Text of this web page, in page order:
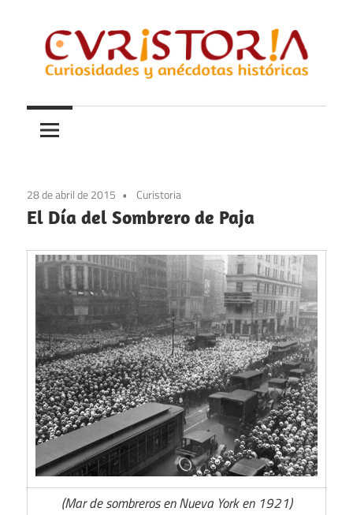
contenido
Curistoria
y
anécdotas
historia
28 de abril de 2015 Curistoria
El Día del Sombrero de Paja
(Mar de sombreros en Nueva York en 1921)